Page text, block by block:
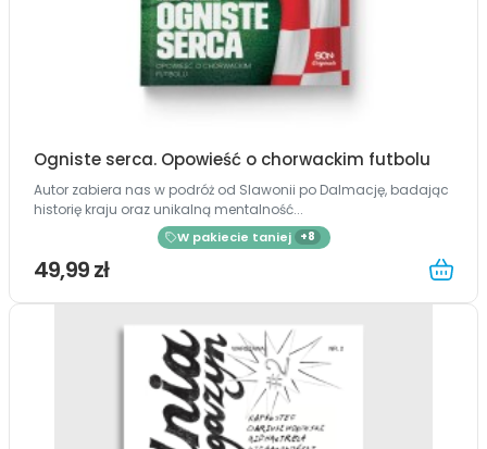
Ogniste serca. Opowieść o chorwackim futbolu
Autor zabiera nas w podróż od Slawonii po Dalmację, badając
historię kraju oraz unikalną mentalność...
W pakiecie taniej +8
49,99 zł